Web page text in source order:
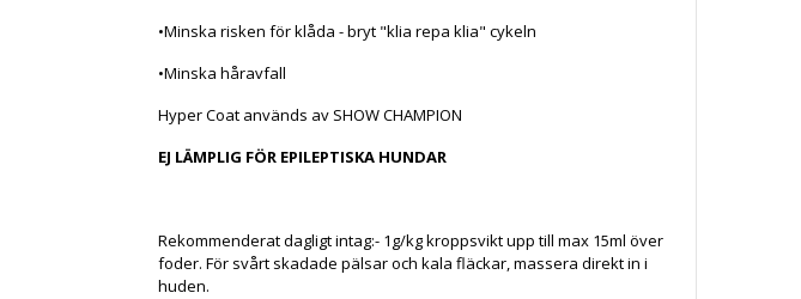
•Minska risken för klåda - bryt "klia repa klia" cykeln
•Minska håravfall
Hyper Coat används av SHOW CHAMPION
EJ LÄMPLIG FÖR EPILEPTISKA HUNDAR
Rekommenderat dagligt intag:- 1g/kg kroppsvikt upp till max 15ml över
foder. För svårt skadade pälsar och kala fläckar, massera direkt in i
huden.